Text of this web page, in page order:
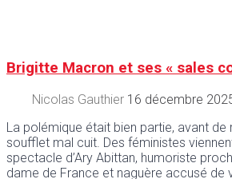
Brigitte Macron et ses « sales
Nicolas Gauthier 16 décembre
La polémique était bien partie, avant de
soufflet mal cuit. Des féministes
spectacle d’Ary Abittan, humoriste
dame de France et naguère accusé de